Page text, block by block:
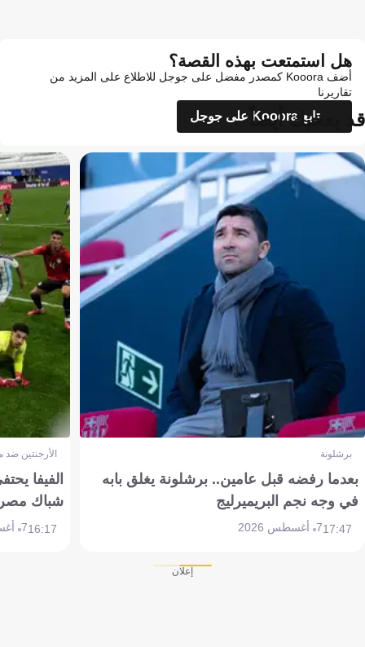
هل استمتعت بهذه القصة؟
أضف Kooora كمصدر مفضل على جوجل للاطلاع على المزيد من
تقاريرنا
تابع Kooora على جوجل
قد يعجبك أيضاً
برشلونة
بعدما رفضه قبل عامين.. برشلونة يغلق بابه
في وجه نجم البريميرليج
17:477 أغسطس 2026
الأرجنتين
الفيفا
شباك
16:177 أغسطس 2026
إعلان